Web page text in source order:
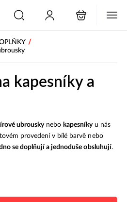
/
kapesníky a
ubrouskynebo kapesníky u nás
provedení v bílé barvě nebo
se doplňují a jednoduše obsluhují.